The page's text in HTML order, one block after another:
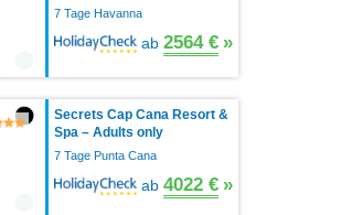
7 Tage Havanna
ab 2564 € »
Secrets Cap Cana Resort &
Spa – Adults only
7 Tage Punta Cana
ab 4022 € »